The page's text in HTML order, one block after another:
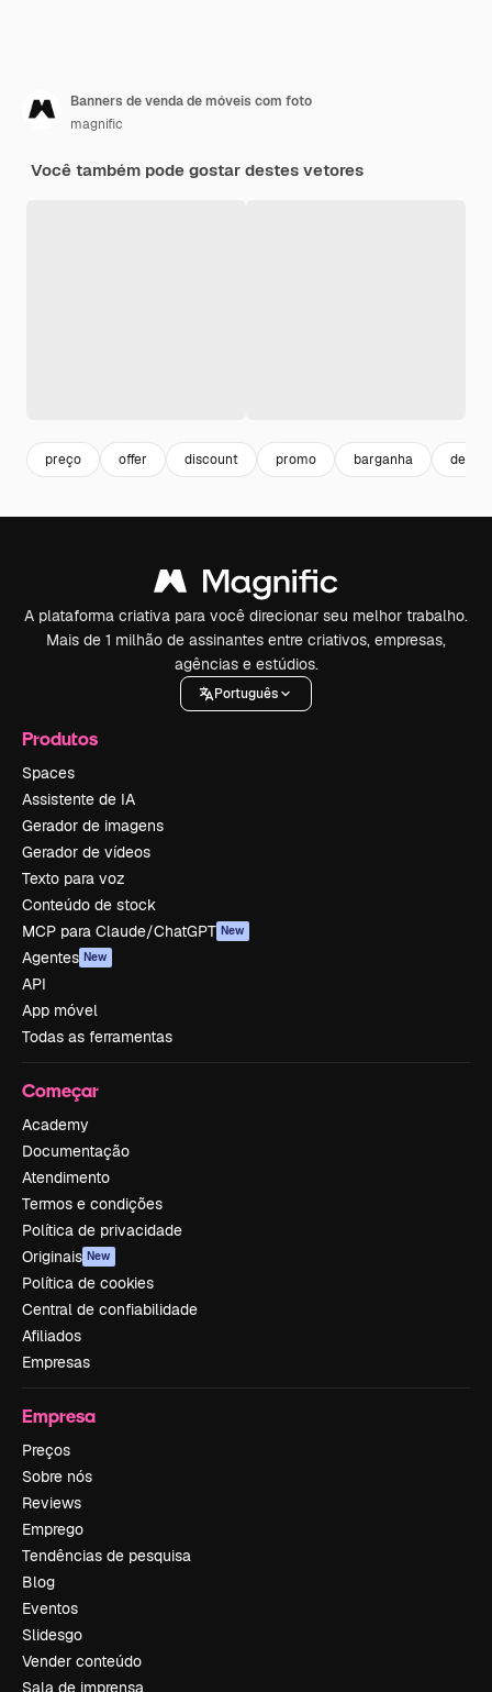
Banners de venda de móveis com foto
magnific
Você também pode gostar destes vetores
preço offer discount promo barganha
A plataforma criativa para você direcionar seu melhor trabalho.
Mais de 1 milhão de assinantes entre criativos, empresas,
agências e estúdios.
Português
Produtos
Spaces
Assistente de IA
Gerador de imagens
Gerador de vídeos
Texto para voz
Conteúdo de stock
MCP para Claude/ChatGPT New
Agentes New
API
App móvel
Todas as ferramentas
Começar
Academy
Documentação
Atendimento
Termos e condições
Política de privacidade
Originais New
Política de cookies
Central de confiabilidade
Afiliados
Empresas
Empresa
Preços
Sobre nós
Reviews
Emprego
Tendências de pesquisa
Blog
Eventos
Slidesgo
Vender conteúdo
Sala de imprensa